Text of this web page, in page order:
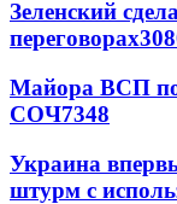
Зеленский
переговорах
Майора ВСП
СОЧ7348
Украина
штурм с